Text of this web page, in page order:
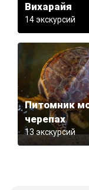
Вихарайя
14 экскурсий
Питомник
черепах
13 экскурсий